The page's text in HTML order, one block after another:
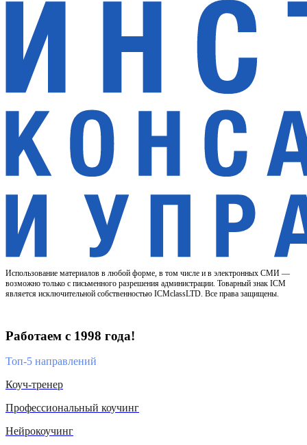
Использование материалов в любой форме, в том числе и в электронных СМИ —
возможно только с письменного разрешения администрации. Товарный знак ICM
является исключительной собственностью ICMclassLTD. Все права защищены.
Работаем с 1998 года!
Топ-5 направлений
Коуч-тренер
Профессиональный коучинг
Нейрокоучинг